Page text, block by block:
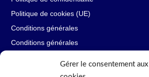
Gérer le consentement aux
Politique de cookies (UE)
Conditions générales
Conditions générales